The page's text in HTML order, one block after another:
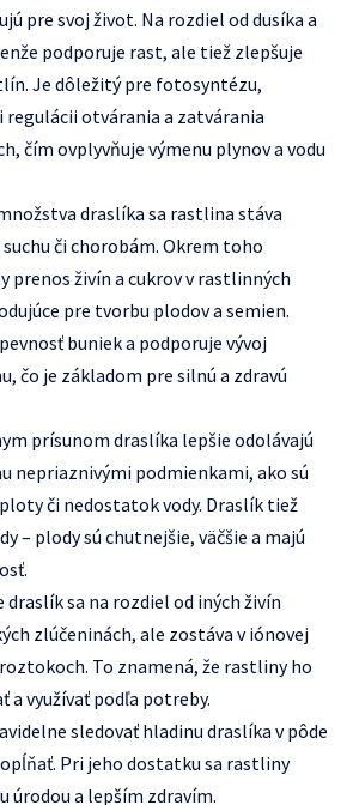
pre svoj život. Na rozdiel od dusíka a
podporuje rast, ale tiež zlepšuje
Je dôležitý pre fotosyntézu,
otvárania a zatvárania
čím ovplyvňuje výmenu plynov a vodu
draslíka sa rastlina stáva
či chorobám. Okrem toho
prenos živín a cukrov v rastlinných
pre tvorbu plodov a semien.
buniek a podporuje vývoj
čo je základom pre silnú a zdravú
prísunom draslíka lepšie odolávajú
nepriaznivými podmienkami, ako sú
či nedostatok vody. Draslík tiež
– plody sú chutnejšie, väčšie a majú
draslík sa na rozdiel od iných živín
zlúčeninách, ale zostáva v iónovej
To znamená, že rastliny ho
a využívať podľa potreby.
sledovať hladinu draslíka v pôde
Pri jeho dostatku sa rastliny
úrodou a lepším zdravím.